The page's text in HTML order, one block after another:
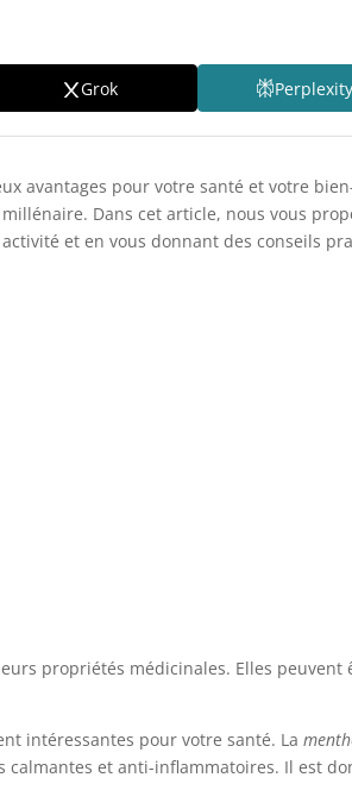
Grok Perplexity
avantages pour votre santé et votre
Dans cet article, nous vous
et en vous donnant des conseils
propriétés médicinales. Elles peuvent
intéressantes pour votre santé. La
calmantes et anti-inflammatoires. Il est